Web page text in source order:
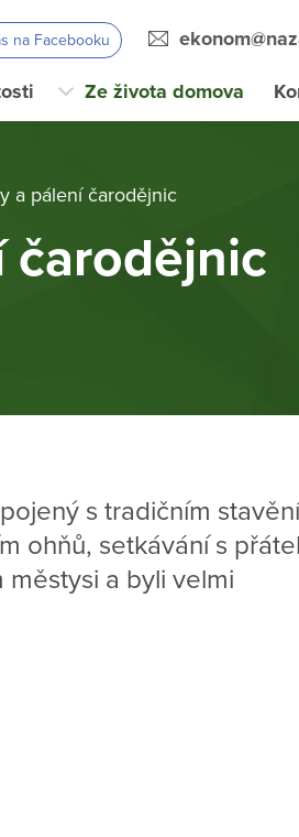
na Facebooku
Ze života domova
a pálení čarodějnic
čarodějnic
s tradičním
ohňů, setkávání s
městysi a byli velmi